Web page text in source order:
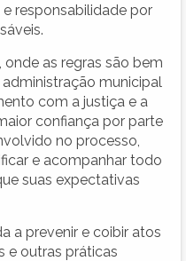
responsabilidade por
as regras são bem
administração municipal
com a justiça e a
confiança por parte
no processo,
e acompanhar todo
suas expectativas
a prevenir e coibir atos
e outras práticas